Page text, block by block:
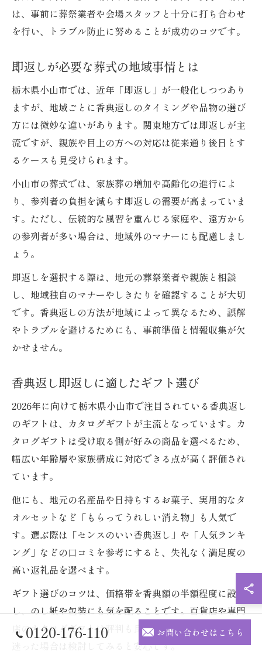
は、事前に葬祭業者や会場スタッフと十分に打ち合わせ
を行い、トラブル防止に努めることが成功のコツです。
即返しが必要な葬式の地域事情とは
栃木県小山市では、近年「即返し」が一般化しつつあり
ますが、地域ごとに香典返しのタイミングや品物の選び
方には微妙な違いがあります。関東地方では即返しが主
流ですが、親族や目上の方への対応は従来通り後日とす
るケースも見受けられます。
小山市の葬式では、家族葬の増加や高齢化の進行によ
り、参列者の負担を減らす即返しの需要が高まっていま
す。ただし、伝統的な風習を重んじる家庭や、遠方から
の参列者が多い場合は、地域外のマナーにも配慮しまし
ょう。
即返しを選択する際は、地元の葬祭業者や親族と相談
し、地域独自のマナーやしきたりを確認することが大切
です。香典返しの方法が地域によって異なるため、誤解
やトラブルを避けるためにも、事前準備と情報収集が欠
かせません。
香典返し即返しに適したギフト選び
2026年に向けて栃木県小山市で注目されている香典返し
のギフトは、カタログギフトが主流となっています。カ
タログギフトは受け取る側が好みの商品を選べるため、
幅広い年齢層や家族構成に対応できる点が高く評価され
ています。
他にも、地元の名産品や日持ちするお菓子、実用的なタ
オルセットなど「もらってうれしい消え物」も人気で
す。選ぶ際は「センスのいい香典返し」や「人気ランキ
ング」などの口コミを参考にすると、失礼なく満足度の
高い返礼品を選べます。
ギフト選びのコツは、価格帯を香典額の半額程度に設定
し、のし紙や包装にも気を配ることです。百貨店や専門
店のカタログギフトは評判も良く、信頼性が高いので、
迷った場合は検討してみると安心です。
0120-176-110 お問い合わせはこちら